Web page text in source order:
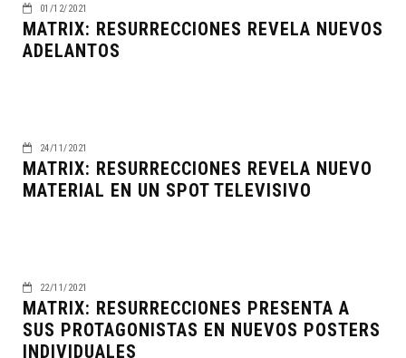
01/12/2021
MATRIX: RESURRECCIONES REVELA NUEVOS
ADELANTOS
24/11/2021
MATRIX: RESURRECCIONES REVELA NUEVO
MATERIAL EN UN SPOT TELEVISIVO
22/11/2021
MATRIX: RESURRECCIONES PRESENTA A
SUS PROTAGONISTAS EN NUEVOS POSTERS
INDIVIDUALES